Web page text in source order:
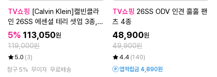
TV쇼핑
인 26SS 에센셜 테리 셋업 3종,
남성(후디하프집업+맨투맨+롱팬
츠)
5% 113,050원
119,000원
5.0 (3)
청구 5% 무이자 무료배송
TV쇼핑
츠 4종
48,900원
49,900원
4.4 (140)
앱적립금 4,890원